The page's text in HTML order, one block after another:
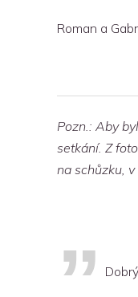
Roman a
Pozn.: Aby
setkání. Z
na schůzku,